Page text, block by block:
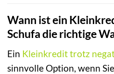
Wann ist ein
Schufa die richtige
Ein Kleinkredit trotz
sinnvolle Option, wenn